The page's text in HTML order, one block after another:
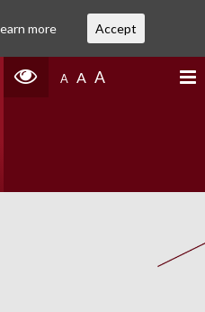
A A A
more Accept